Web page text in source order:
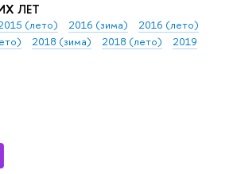
ЛЕТ
(лето) 2016 (зима)
2016 (лето)
2018 (зима) 2018 (лето)
2019